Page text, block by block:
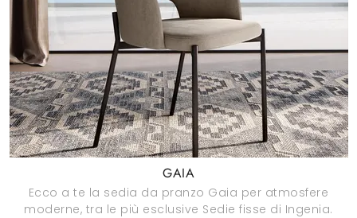
GAIA
Ecco a te la sedia da pranzo Gaia per atmosfere
moderne, tra le più esclusive Sedie fisse di Ingenia.